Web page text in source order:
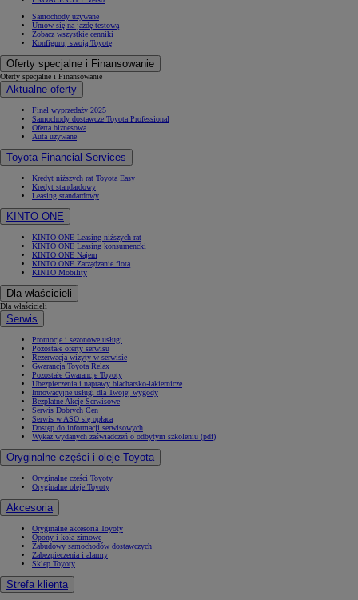
Samochody używane
Umów się na jazdę testową
Zobacz wszystkie cenniki
Konfiguruj swoją Toyotę
Oferty specjalne i Finansowanie
Oferty specjalne i Finansowanie
Aktualne oferty
Finał wyprzedaży 2025
Samochody dostawcze Toyota Professional
Oferta biznesowa
Auta używane
Toyota Financial Services
Kredyt niższych rat Toyota Easy
Kredyt standardowy
Leasing standardowy
KINTO ONE
KINTO ONE Leasing niższych rat
KINTO ONE Leasing konsumencki
KINTO ONE Najem
KINTO ONE Zarządzanie flotą
KINTO Mobility
Dla właścicieli
Dla właścicieli
Serwis
Promocje i sezonowe usługi
Pozostałe oferty serwisu
Rezerwacja wizyty w serwisie
Gwarancja Toyota Relax
Pozostałe Gwarancje Toyoty
Ubezpieczenia i naprawy blacharsko-lakiernicze
Innowacyjne usługi dla Twojej wygody
Bezpłatne Akcje Serwisowe
Serwis Dobrych Cen
Serwis w ASO się opłaca
Dostęp do informacji serwisowych
Wykaz wydanych zaświadczeń o odbytym szkoleniu (pdf)
Oryginalne części i oleje Toyota
Oryginalne części Toyoty
Oryginalne oleje Toyoty
Akcesoria
Oryginalne akcesoria Toyoty
Opony i koła zimowe
Zabudowy samochodów dostawczych
Zabezpieczenia i alarmy
Sklep Toyoty
Strefa klienta